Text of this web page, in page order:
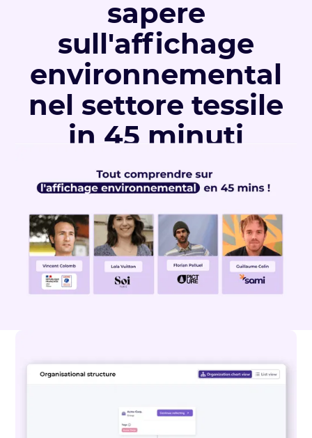
sapere
sull'affichage
environnemental
nel settore tessile
in 45 minuti